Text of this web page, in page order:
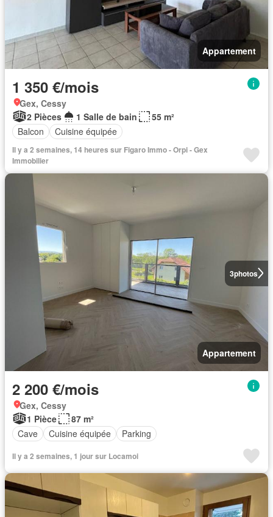
Appartement
1 350 €/mois
Gex, Cessy
2 Pièces
1 Salle de bain
55 m²
Balcon
Cuisine équipée
Il y a 2 semaines, 14 heures sur Figaro Immo - Orpi - Gex
Immobilier
3photos
Appartement
2 200 €/mois
Gex, Cessy
1 Pièce
87 m²
Cave
Cuisine équipée Parking
Il y a 2 semaines, 1 jour sur Locamoi